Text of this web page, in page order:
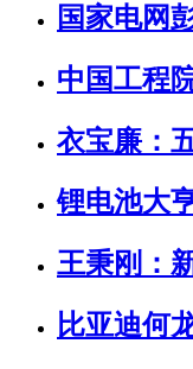
国家电网
中国工程
衣宝廉：
锂电池大
王秉刚：
比亚迪何